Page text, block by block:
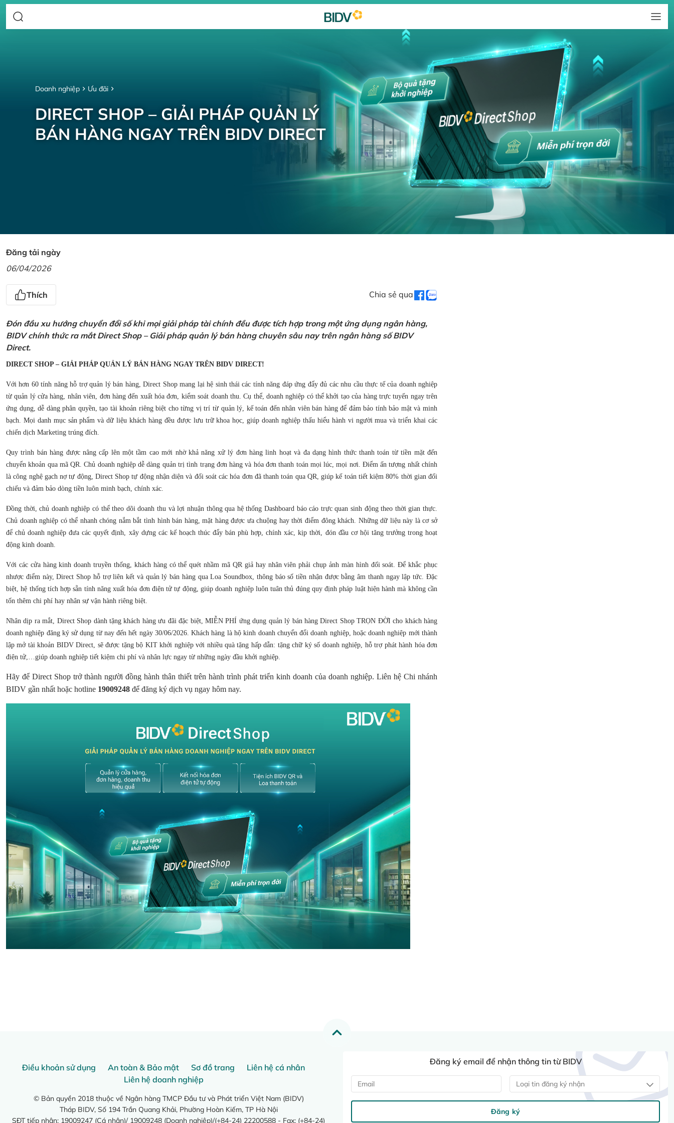
Doanh nghiệp Ưu đãi
DIRECT SHOP – GIẢI PHÁP QUẢN LÝ
BÁN HÀNG NGAY TRÊN BIDV DIRECT
Đăng tải ngày
06/04/2026
Thích Chia sẻ qua
Đón đầu xu hướng chuyển đổi số khi mọi giải pháp tài chính đều được tích hợp trong một ứng dụng ngân hàng,
BIDV chính thức ra mắt Direct Shop – Giải pháp quản lý bán hàng chuyên sâu nay trên ngân hàng số BIDV
Direct.
DIRECT SHOP – GIẢI PHÁP QUẢN LÝ BÁN HÀNG NGAY TRÊN BIDV DIRECT!
Với hơn 60 tính năng hỗ trợ quản lý bán hàng, Direct Shop mang lại hệ sinh thái các tính năng đáp ứng đẩy đủ các nhu cầu thực tế của doanh nghiệp
từ quản lý cửa hàng, nhân viên, đơn hàng đến xuất hóa đơn, kiểm soát doanh thu. Cụ thể, doanh nghiệp có thể khởi tạo của hàng trực tuyến ngay trên
ứng dụng, dễ dàng phân quyền, tạo tài khoản riêng biệt cho từng vị trí từ quản lý, kế toán đến nhân viên bán hàng để đảm bảo tính bảo mật và minh
bạch. Mọi danh mục sản phẩm và dữ liệu khách hàng đều được lưu trữ khoa học, giúp doanh nghiệp thấu hiểu hành vi người mua và triển khai các
chiến dịch Marketing trúng đích.
Quy trình bán hàng được nâng cấp lên một tầm cao mới nhờ khả năng xử lý đơn hàng linh hoạt và đa dạng hình thức thanh toán từ tiền mặt đến
chuyển khoản qua mã QR. Chủ doanh nghiệp dễ dàng quản trị tình trạng đơn hàng và hóa đơn thanh toán mọi lúc, mọi nơi. Điểm ấn tượng nhất chính
là công nghệ gạch nợ tự động, Direct Shop tự động nhận diện và đối soát các hóa đơn đã thanh toán qua QR, giúp kế toán tiết kiệm 80% thời gian đối
chiếu và đảm bảo dòng tiền luôn minh bạch, chính xác.
Đồng thời, chủ doanh nghiệp có thể theo dõi doanh thu và lợi nhuận thông qua hệ thống Dashboard báo cáo trực quan sinh động theo thời gian thực.
Chủ doanh nghiệp có thể nhanh chóng nắm bắt tình hình bán hàng, mặt hàng được ưa chuộng hay thời điểm đông khách. Những dữ liệu này là cơ sở
để chủ doanh nghiệp đưa các quyết định, xây dựng các kế hoạch thúc đẩy bán phù hợp, chính xác, kịp thời, đón đầu cơ hội tăng trưởng trong hoạt
động kinh doanh.
Với các cửa hàng kinh doanh truyền thống, khách hàng có thể quét nhầm mã QR giả hay nhân viên phải chụp ảnh màn hình đối soát. Để khắc phục
nhược điểm này, Direct Shop hỗ trợ liên kết và quản lý bán hàng qua Loa Soundbox, thông báo số tiền nhận được bằng âm thanh ngay lập tức. Đặc
biệt, hệ thống tích hợp sẵn tính năng xuất hóa đơn điện tử tự động, giúp doanh nghiệp luôn tuân thủ đúng quy định pháp luật hiện hành mà không cần
tốn thêm chi phí hay nhân sự vận hành riêng biệt.
Nhân dịp ra mắt, Direct Shop dành tặng khách hàng ưu đãi đặc biệt, MIỄN PHÍ ứng dụng quản lý bán hàng Direct Shop TRỌN ĐỜI cho khách hàng
doanh nghiệp đăng ký sử dụng từ nay đến hết ngày 30/06/2026. Khách hàng là hộ kinh doanh chuyển đổi doanh nghiệp, hoặc doanh nghiệp mới thành
lập mở tài khoản BIDV Direct, sẽ được tặng bộ KIT khởi nghiệp với nhiều quà tặng hấp dẫn: tặng chữ ký số doanh nghiệp, hỗ trợ phát hành hóa đơn
điện tử,…giúp doanh nghiệp tiết kiệm chi phí và nhân lực ngay từ những ngày đầu khởi nghiệp.
Hãy để Direct Shop trở thành người đồng hành thân thiết trên hành trình phát triển kinh doanh của doanh nghiệp. Liên hệ Chi nhánh
BIDV gần nhất hoặc hotline 19009248 để đăng ký dịch vụ ngay hôm nay.
Điều khoản sử dụng An toàn & Bảo mật Sơ đồ trang
Liên hệ cá nhân
Liên hệ doanh nghiệp
© Bản quyền 2018 thuộc về Ngân hàng TMCP Đầu tư và Phát triển Việt Nam (BIDV)
Tháp BIDV, Số 194 Trần Quang Khải, Phường Hoàn Kiếm, TP Hà Nội
SĐT tiếp nhận: 19009247 (Cá nhân)/ 19009248 (Doanh nghiệp)/(+84-24) 22200588 - Fax: (+84-24)
Đăng ký email để nhận thông tin từ BIDV
Loại tin đăng ký nhận
Đăng ký